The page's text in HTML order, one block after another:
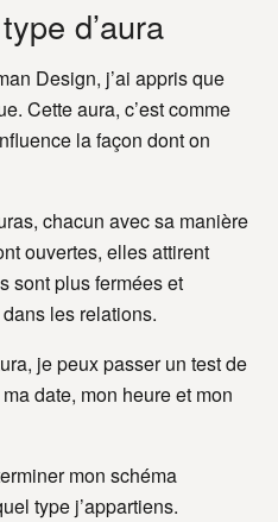
d’aura
Design, j’ai appris que
Cette aura, c’est comme
la façon dont on
chacun avec sa manière
ouvertes, elles attirent
sont plus fermées et
les relations.
je peux passer un test de
date, mon heure et mon
mon schéma
type j’appartiens.